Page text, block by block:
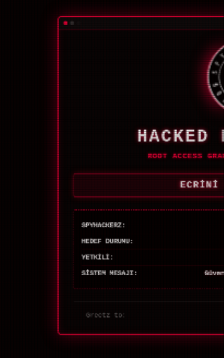
HACKED
ROOT ACCESS
ECRİNİ
SPYHACKERZ:
HEDEF DURUMU:
YETKİLİ:
SİSTEM MESAJI:
Greetz to: